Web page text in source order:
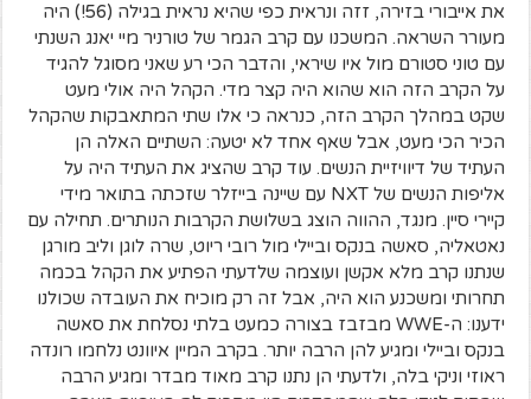
את אייבורי בזירה, זזה ונראית כפי שהיא נראית בגילה (56!) היה
מעורר השראה. המשכנו עם קרב הגמר של טורניר מיי יאנג השנתי
עם טוני סטורם מול איו שיראי, והדבר הכי רע שאני מסוגל להגיד
על הקרב הזה הוא שהוא היה קצר מדי. הקהל היה אולי מעט
שקט במהלך הקרב הזה, כנראה כי אלו שתי המתאבקות שהקהל
הכיר הכי מעט, אבל שאף אחד לא יטעה: השתיים האלה הן
העתיד של דיוויזיית הנשים. עוד קרב שהציג את העתיד היה על
אליפות הנשים של NXT עם שיינה בייזלר שזכתה בתואר מידי
קיירי סיין. מנגד, ההווה הוצג בשלושת הקרבות הנותרים. תחילה עם
נאטאליה, סאשה בנקס וביילי מול רובי ריוט, שרה לוגן וליב מורגן
שנתנו קרב מלא אקשן ועוצמה שלדעתי הפתיע את הקהל בכמה
תחרותי ומשכנע הוא היה, אבל זה רק מוכיח את העובדה שכולנו
ידענו: ה-WWE מבזבז בצורה כמעט בלתי נסלחת את סאשה
בנקס וביילי ומגיע להן הרבה יותר. בקרב המיין איוונט נלחמו רונדה
ראוזי וניקי בלה, ולדעתי הן נתנו קרב מאוד מבדר ומגיע הרבה